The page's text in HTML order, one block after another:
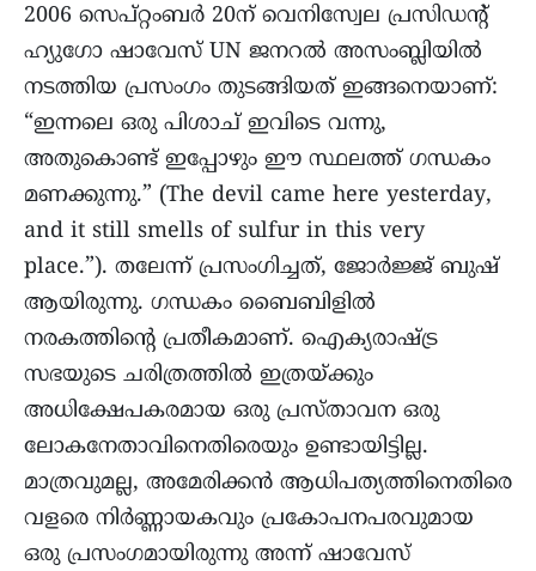
2006 സെപ്റ്റംബർ 20ന് വെനിസ്വേല പ്രസിഡന്റ്
ഹ്യുഗോ ഷാവേസ് UN ജനറൽ അസംബ്ലിയിൽ
നടത്തിയ പ്രസംഗം തുടങ്ങിയത് ഇങ്ങനെയാണ്:
“ഇന്നലെ ഒരു പിശാച് ഇവിടെ വന്നു,
അതുകൊണ്ട് ഇപ്പോഴും ഈ സ്ഥലത്ത് ഗന്ധകം
മണക്കുന്നു.” (The devil came here yesterday,
and it still smells of sulfur in this very
place.”). തലേന്ന് പ്രസംഗിച്ചത്, ജോർജ്ജ് ബുഷ്
ആയിരുന്നു. ഗന്ധകം ബൈബിളിൽ
നരകത്തിന്റെ പ്രതീകമാണ്. ഐക്യരാഷ്ട്ര
സഭയുടെ ചരിത്രത്തിൽ ഇത്രയ്ക്കും
അധിക്ഷേപകരമായ ഒരു പ്രസ്താവന ഒരു
ലോകനേതാവിനെതിരെയും ഉണ്ടായിട്ടില്ല.
മാത്രവുമല്ല, അമേരിക്കൻ ആധിപത്യത്തിനെതിരെ
വളരെ നിർണ്ണായകവും പ്രകോപനപരവുമായ
ഒരു പ്രസംഗമായിരുന്നു അന്ന് ഷാവേസ്